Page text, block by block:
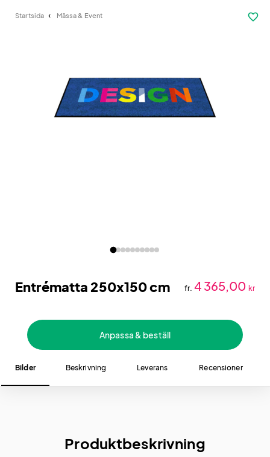
Startsida Mässa & Event favorite_border
Entrématta 250x150 cm fr. 4 365,00 kr
Anpassa & beställ
Bilder Beskrivning Leverans Recensioner
Produktbeskrivning